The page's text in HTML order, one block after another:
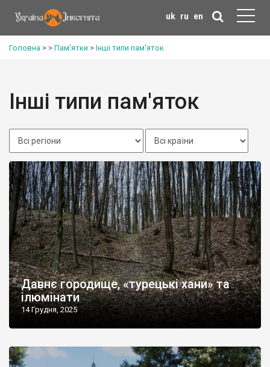
uk ru en
Головна > > Пам'ятки > Інші типи пам'яток
Інші типи пам'яток
Давнє городище, «турецькі хани» та
ілюмінати
14 Грудня, 2025